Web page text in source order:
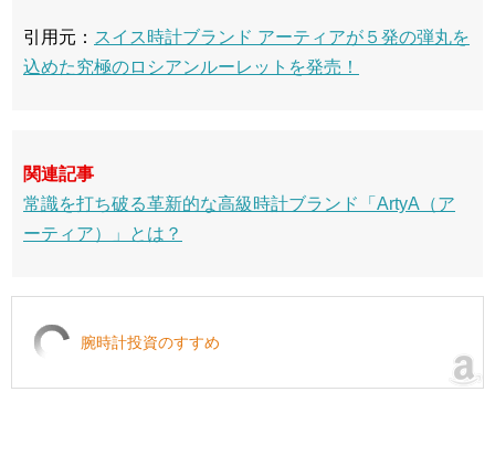
引用元： スイス時計ブランド アーティアが５発の弾丸を
込めた究極のロシアンルーレットを発売！
関連記事
常識を打ち破る革新的な高級時計ブランド「ArtyA（ア
ーティア）」とは？
腕時計投資のすすめ